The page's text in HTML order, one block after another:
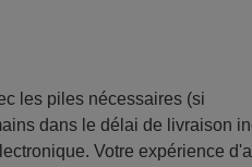
les piles nécessaires (si
dans le délai de livraison
Votre expérience